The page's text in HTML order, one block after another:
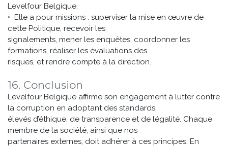
Levelfour Belgique.
• Elle a pour missions : superviser la mise en œuvre de
cette Politique, recevoir les
signalements, mener les enquêtes, coordonner les
formations, réaliser les évaluations des
risques, et rendre compte à la direction.
16. Conclusion
Levelfour Belgique affirme son engagement à lutter contre
la corruption en adoptant des standards
élevés d’éthique, de transparence et de légalité. Chaque
membre de la société, ainsi que nos
partenaires externes, doit adhérer à ces principes. En